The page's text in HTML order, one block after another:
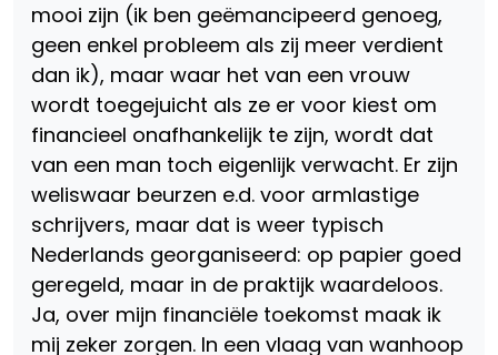
mooi zijn (ik ben geëmancipeerd genoeg,
geen enkel probleem als zij meer verdient
dan ik), maar waar het van een vrouw
wordt toegejuicht als ze er voor kiest om
financieel onafhankelijk te zijn, wordt dat
van een man toch eigenlijk verwacht. Er zijn
weliswaar beurzen e.d. voor armlastige
schrijvers, maar dat is weer typisch
Nederlands georganiseerd: op papier goed
geregeld, maar in de praktijk waardeloos.
Ja, over mijn financiële toekomst maak ik
mij zeker zorgen. In een vlaag van wanhoop